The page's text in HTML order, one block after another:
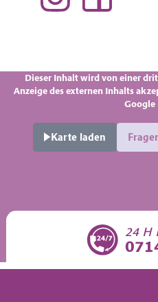
24 H
Dieser Inhalt wird von einer
Anzeige des externen Inhalts
Google
Karte laden